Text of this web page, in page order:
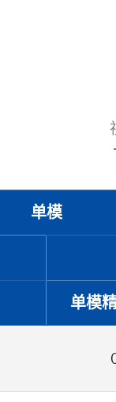
单模
单模